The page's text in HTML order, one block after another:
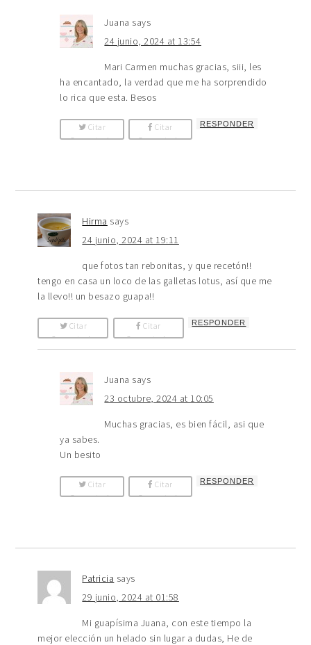
Juana says
24 junio, 2024 at 13:54
Mari Carmen muchas gracias, siii, les
ha encantado, la verdad que me ha sorprendido
lo rica que esta. Besos
Citar
Comentario
Citar
Comentario
RESPONDER
Hirma says
24 junio, 2024 at 19:11
que fotos tan rebonitas, y que recetón!!
tengo en casa un loco de las galletas lotus, así que me
la llevo!! un besazo guapa!!
Citar
Comentario
Citar
Comentario
RESPONDER
Juana says
23 octubre, 2024 at 10:05
Muchas gracias, es bien fácil, asi que
ya sabes.
Un besito
Citar
Comentario
Citar
Comentario
RESPONDER
Patricia says
29 junio, 2024 at 01:58
Mi guapísima Juana, con este tiempo la
mejor elección un helado sin lugar a dudas, He de